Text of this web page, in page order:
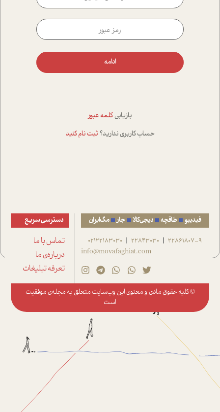
ادامه
بازیابی کلمه عبور
حساب کاربری ندارید؟ ثبت نام کنید
فیدیبو طاقچه دیجی‌کالا جار مگ‌ایران
22861807-9
|
22843030
|
02122183030
info@movafaghiat.com
دسترسی سریع
تماس با ما
درباره‌ی ما
تعرفه تبلیغات
© کلیه حقوق مادی و معنوی این وب‌سایت متعلق به مجله‌ی موفقیت
است